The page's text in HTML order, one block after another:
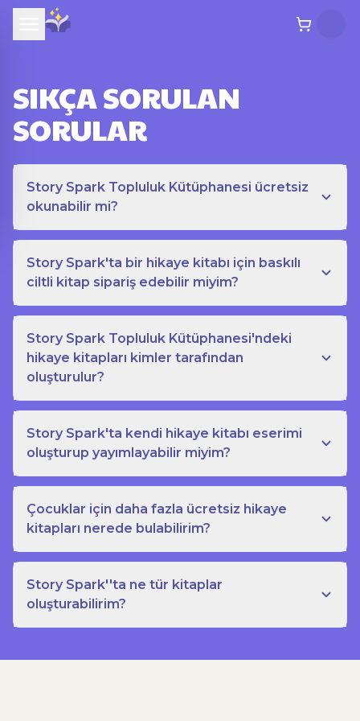
SIKÇA SORULAN
SORULAR
Story Spark Topluluk Kütüphanesi ücretsiz
okunabilir mi?
Story Spark'ta bir hikaye kitabı için baskılı
ciltli kitap sipariş edebilir miyim?
Story Spark Topluluk Kütüphanesi'ndeki
hikaye kitapları kimler tarafından
oluşturulur?
Story Spark'ta kendi hikaye kitabı eserimi
oluşturup yayımlayabilir miyim?
Çocuklar için daha fazla ücretsiz hikaye
kitapları nerede bulabilirim?
Story Spark''ta ne tür kitaplar
oluşturabilirim?